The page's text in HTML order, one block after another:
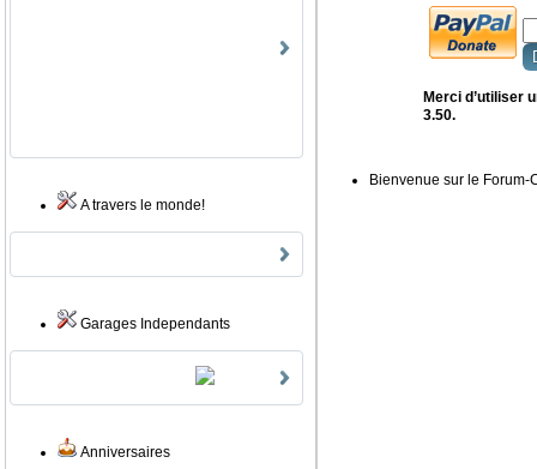
A travers le monde!
Garages Independants
Anniversaires
Merci d’utiliser
3.50.
Bienvenue sur le Forum-